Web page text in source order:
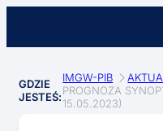
GDZIE
JESTEŚ:
IMGW-PIB
PROGNOZA
15.05.2023)